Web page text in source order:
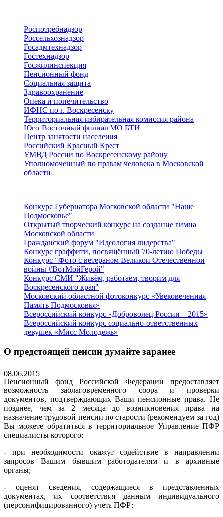
Роспотребнадзор
Россельхознадзор
Госадмтехнадзор
Гостехнадзор
Госжилинспекция
Пенсионный фонд
Социальная защита
Здравоохранение
Опека и попечительство
ИФНС по г. Воскресенску
Территориальная избирательная комиссия района
Юго-Восточный филиал МО БТИ
Центр занятости населения
Российский Красный Крест
УМВД России по Воскресенскому району
Уполномоченный по правам человека в Московской
области
Конкурс Губернатора Московской области "Наше
Подмосковье"
Открытый творческий конкурс на создание гимна
Московской области
Гражданский форум "Идеология лидерства"
Конкурс граффити, посвящённый 70-летию Победы
Конкурс "Фото с ветераном Великой Отечественной
войны #ВотМойГерой"
Конкурс СМИ "Живём, работаем, творим для
Воскресенского края"
Московский областной фотоконкурс «Увековеченная
Память Подмосковья»
Всероссийский конкурс «Доброволец России – 2015»
Всероссийский конкурс социально-ответственных
девушек «Мисс Молодежь»
О предстоящей пенсии думайте заранее
08.06.2015
Пенсионный фонд Российской Федерации предоставляет
возможность заблаговременного сбора и проверки
документов, подтверждающих Ваши пенсионные права. Не
позднее, чем за 2 месяца до возникновения права на
назначение трудовой пенсии по старости (рекомендуем за год)
Вы можете обратиться в территориальное Управление ПФР
специалисты которого:
- при необходимости окажут содействие в направлении
запросов Вашим бывшим работодателям и в архивные
органы;
- оценят сведения, содержащиеся в представленных
документах, их соответствия данным индивидуального
(персонифицированного) учета ПФР;